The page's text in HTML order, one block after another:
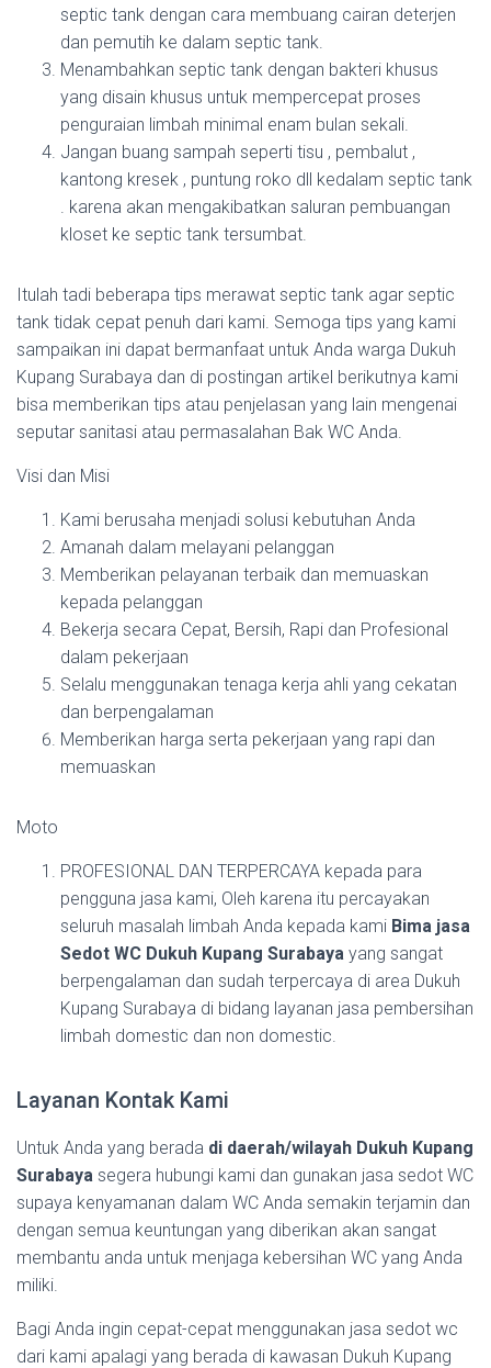
septic tank dengan cara membuang cairan deterjen
dan pemutih ke dalam septic tank.
Menambahkan septic tank dengan bakteri khusus
yang disain khusus untuk mempercepat proses
penguraian limbah minimal enam bulan sekali.
Jangan buang sampah seperti tisu , pembalut ,
kantong kresek , puntung roko dll kedalam septic tank
. karena akan mengakibatkan saluran pembuangan
kloset ke septic tank tersumbat.
Itulah tadi beberapa tips merawat septic tank agar septic
tank tidak cepat penuh dari kami. Semoga tips yang kami
sampaikan ini dapat bermanfaat untuk Anda warga Dukuh
Kupang Surabaya dan di postingan artikel berikutnya kami
bisa memberikan tips atau penjelasan yang lain mengenai
seputar sanitasi atau permasalahan Bak WC Anda.
Visi dan Misi
Kami berusaha menjadi solusi kebutuhan Anda
Amanah dalam melayani pelanggan
Memberikan pelayanan terbaik dan memuaskan
kepada pelanggan
Bekerja secara Cepat, Bersih, Rapi dan Profesional
dalam pekerjaan
Selalu menggunakan tenaga kerja ahli yang cekatan
dan berpengalaman
Memberikan harga serta pekerjaan yang rapi dan
memuaskan
Moto
PROFESIONAL DAN TERPERCAYA kepada para
pengguna jasa kami, Oleh karena itu percayakan
seluruh masalah limbah Anda kepada kami Bima jasa
Sedot WC Dukuh Kupang Surabaya yang sangat
berpengalaman dan sudah terpercaya di area Dukuh
Kupang Surabaya di bidang layanan jasa pembersihan
limbah domestic dan non domestic.
Layanan Kontak Kami
Untuk Anda yang berada di daerah/wilayah Dukuh Kupang
Surabaya segera hubungi kami dan gunakan jasa sedot WC
supaya kenyamanan dalam WC Anda semakin terjamin dan
dengan semua keuntungan yang diberikan akan sangat
membantu anda untuk menjaga kebersihan WC yang Anda
miliki.
Bagi Anda ingin cepat-cepat menggunakan jasa sedot wc
dari kami apalagi yang berada di kawasan Dukuh Kupang